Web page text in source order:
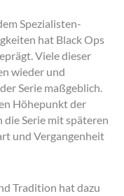
Spezialisten-
hat Black Ops
Viele dieser
wieder und
Serie maßgeblich.
Höhepunkt der
Serie mit späteren
und Vergangenheit
Tradition hat dazu